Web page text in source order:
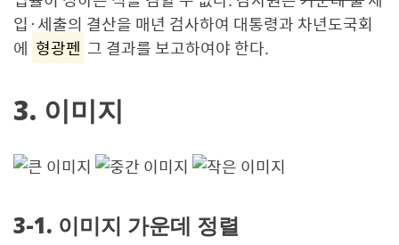
입·세출의 결산을 매년 검사하여 대통령과 차년도국회
에 형광펜 그 결과를 보고하여야 한다.
3. 이미지
3-1. 이미지 가운데 정렬